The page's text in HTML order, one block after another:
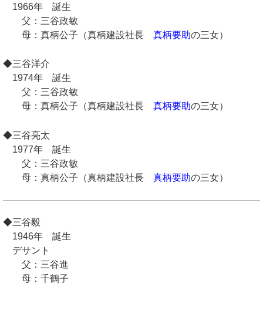
1966年 誕生
父：三谷政敏
母：真柄公子（真柄建設社長 真柄要助の三女）
◆三谷洋介
1974年 誕生
父：三谷政敏
母：真柄公子（真柄建設社長 真柄要助の三女）
◆三谷亮太
1977年 誕生
父：三谷政敏
母：真柄公子（真柄建設社長 真柄要助の三女）
◆三谷毅
1946年 誕生
デサント
父：三谷進
母：千鶴子